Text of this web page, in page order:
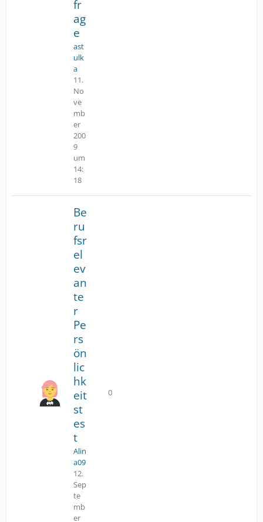
fr
ag
e
ast
ulk
a
11.
No
ve
mb
er
200
9
um
14:
18
Be
ru
fsr
el
ev
an
te
r
Pe
rs
ön
lic
hk
eit
st
es
t
Alin
a09
12.
Sep
te
mb
er
0
Antworten